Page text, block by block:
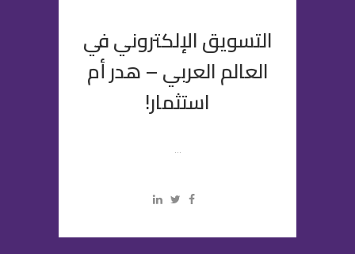
التسويق الإلكتروني في
العالم العربي – هدر أم
استثمار!
...